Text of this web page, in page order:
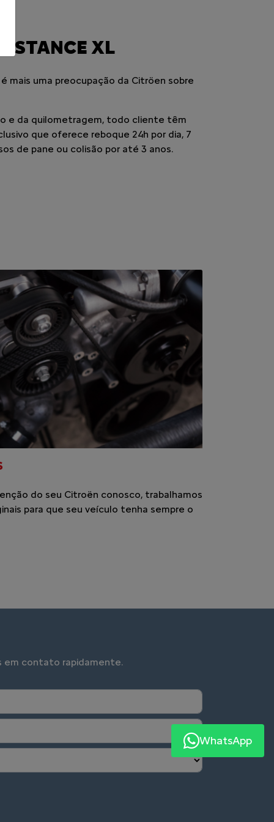
FEEL GOOD
quando o assunto é conforto automotivo.
conceito "Be different, feel good",
pilares de inovação do programa
filtrar o ambiente externo, facilitar a
ao veículo e aliviar o seu
WhatsApp